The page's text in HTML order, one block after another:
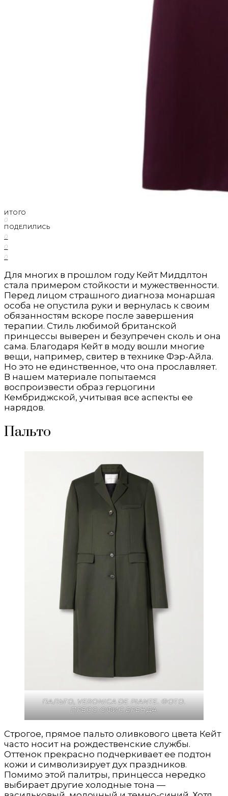
ИТОГО
0
ПОДЕЛИЛИСЬ
0
0
0
Для многих в прошлом году Кейт Миддлтон
стала примером стойкости и мужественности.
Перед лицом страшного диагноза монаршая
особа не опустила руки и вернулась к своим
обязанностям вскоре после завершения
терапии. Стиль любимой британской
принцессы выверен и безупречен сколь и она
сама. Благодаря Кейт в моду вошли многие
вещи, например, свитер в технике Фэр-Айла.
Но это не единственное, что она прославляет.
В нашем материале попытаемся
воспроизвести образ герцогини
Кембриджской, учитывая все аспекты ее
нарядов.
Пальто
ПАЛЬТО, VERONICA DE PIANTE. ФОТО.
ПРЕСС-ОФИС БРЕНДА
Строгое, прямое пальто оливкового цвета Кейт
часто носит на рождественские службы.
Оттенок прекрасно подчеркивает ее подтон
кожи и символизирует дух праздников.
Помимо этой палитры, принцесса нередко
выбирает другие холодные тона —